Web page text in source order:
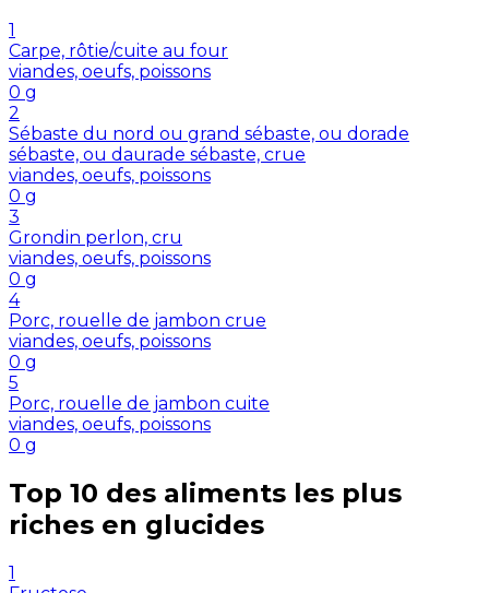
1
Carpe, rôtie/cuite au four
viandes, oeufs, poissons
0 g
2
Sébaste du nord ou grand sébaste, ou dorade
sébaste, ou daurade sébaste, crue
viandes, oeufs, poissons
0 g
3
Grondin perlon, cru
viandes, oeufs, poissons
0 g
4
Porc, rouelle de jambon crue
viandes, oeufs, poissons
0 g
5
Porc, rouelle de jambon cuite
viandes, oeufs, poissons
0 g
Top 10 des aliments les plus
riches en glucides
1